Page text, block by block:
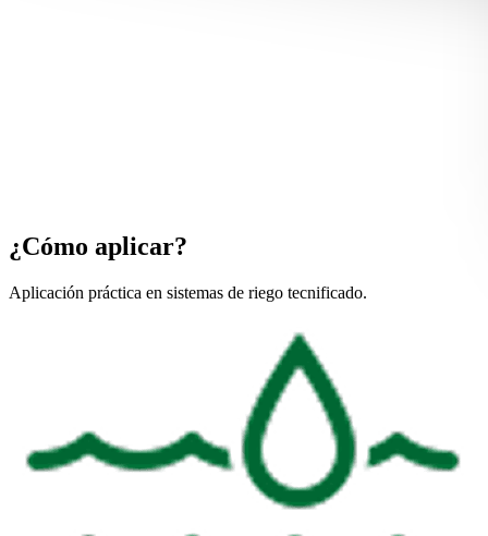
¿Cómo aplicar?
Aplicación práctica en sistemas de riego tecnificado.